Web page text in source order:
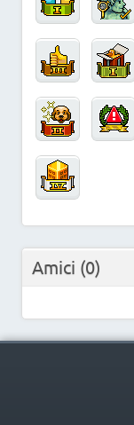
Amici (0)